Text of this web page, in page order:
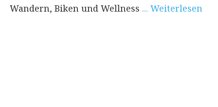
Wandern, Biken und Wellness ... Weiterlesen